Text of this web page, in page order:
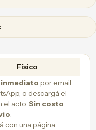
Físico
inmediato por email
o descargá el
el acto. Sin costo
.
con una página